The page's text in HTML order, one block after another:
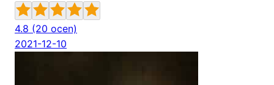
4.8 (20 ocen)
2021-12-10